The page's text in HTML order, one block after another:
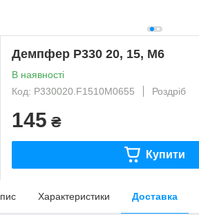
Демпфер P330 20, 15, M6
В наявності
Код: P330020.F1510M0655
Роздріб
145 ₴
Купити
Характеристики Доставка